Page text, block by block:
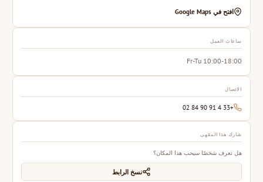
افتح في Google Maps
ساعات العمل
Fr-Tu 10:00-18:00
الاتصال
+33 4 91 90 84 02
شارك هذا المقهى
هل تعرف شخصًا سيحب هذا المكان؟
نسخ الرابط